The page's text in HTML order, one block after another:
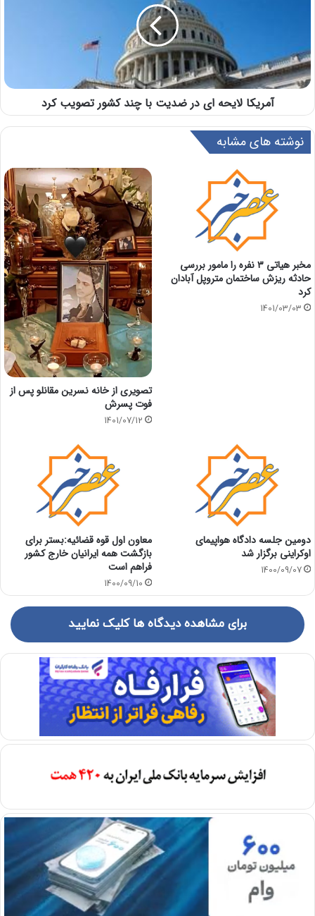
آمریکا لایحه‌ ای در ضدیت با چند کشور تصویب کرد
نوشته های مشابه
مخبر هیاتی ۳ نفره را مامور بررسی
حادثه ریزش ساختمان متروپل آبادان
کرد
1401/03/03
تصویری از خانه نسرین مقانلو پس از
فوت پسرش
1401/07/12
دومین جلسه دادگاه هواپیمای
اوکراینی برگزار شد
1400/09/07
معاون اول قوه قضائیه:بستر برای
بازگشت همه ایرانیان خارج کشور
فراهم است
1400/09/10
برای مشاهده دیدگاه ها کلیک نمایید